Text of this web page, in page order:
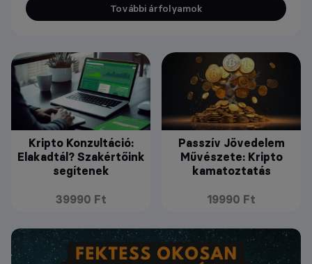
További árfolyamok
Kripto Konzultáció:
Elakadtál? Szakértőink
segítenek
39990 Ft
Passzív Jövedelem
Művészete: Kripto
kamatoztatás
19990 Ft